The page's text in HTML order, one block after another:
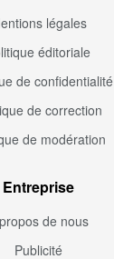
légales
éditoriale
de confidentialité
de correction
de modération
Entreprise
de nous
Publicité